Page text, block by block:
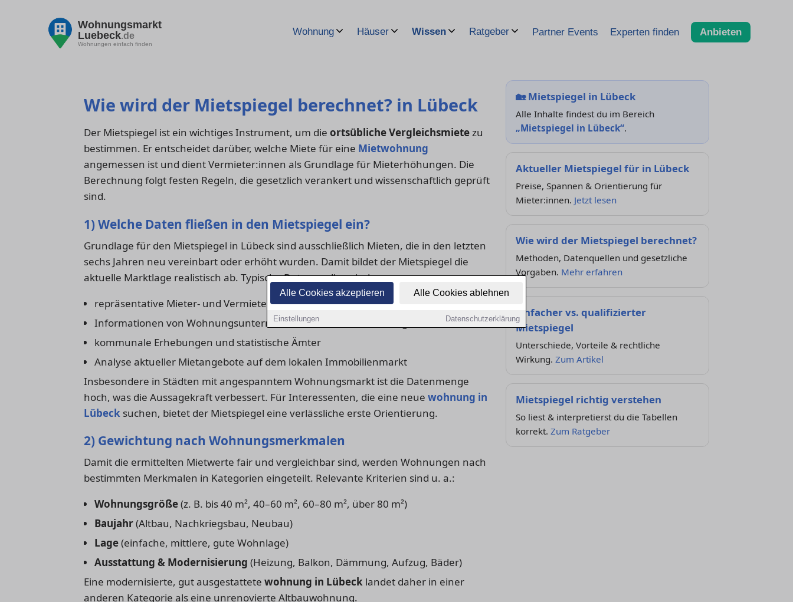
Alle Cookies akzeptieren Alle Cookies ablehnen
Einstellungen Datenschutzerklärung
Wohnungsmarkt
Luebeck.de
Wohnungen einfach finden
Wohnung Häuser Wissen Ratgeber Partner Events Experten finden Anbieten
Wie wird der Mietspiegel berechnet? in Lübeck
Der Mietspiegel ist ein wichtiges Instrument, um die ortsübliche Vergleichsmietezu
bestimmen. Er entscheidet darüber, welche Miete für eine Mietwohnung
angemessen ist und dient Vermieter:innen als Grundlage für Mieterhöhungen. Die
Berechnung folgt festen Regeln, die gesetzlich verankert und wissenschaftlich geprüft
sind.
1) Welche Daten fließen in den Mietspiegel ein?
Grundlage für den Mietspiegel in Lübeck sind ausschließlich Mieten, die in den letzten
sechs Jahren neu vereinbart oder erhöht wurden. Damit bildet der Mietspiegel die
aktuelle Marktlage realistisch ab. Typische Datenquellen sind:
repräsentative Mieter- und Vermieterbefragungen
Informationen von Wohnungsunternehmen und Hausverwaltungen
kommunale Erhebungen und statistische Ämter
Analyse aktueller Mietangebote auf dem lokalen Immobilienmarkt
Insbesondere in Städten mit angespanntem Wohnungsmarkt ist die Datenmenge
hoch, was die Aussagekraft verbessert. Für Interessenten, die eine neue wohnung in
Lübeck suchen, bietet der Mietspiegel eine verlässliche erste Orientierung.
2) Gewichtung nach Wohnungsmerkmalen
Damit die ermittelten Mietwerte fair und vergleichbar sind, werden Wohnungen nach
bestimmten Merkmalen in Kategorien eingeteilt. Relevante Kriterien sind u. a.:
Wohnungsgröße(z. B. bis 40 m², 40–60 m², 60–80 m², über 80 m²)
Baujahr(Altbau, Nachkriegsbau, Neubau)
Lage(einfache, mittlere, gute Wohnlage)
Ausstattung & Modernisierung (Heizung, Balkon, Dämmung, Aufzug, Bäder)
Eine modernisierte, gut ausgestattete wohnung in Lübeck landet daher in einer
anderen Kategorie als eine unrenovierte Altbauwohnung.
🏡Mietspiegel in Lübeck
Alle Inhalte findest du im Bereich
„Mietspiegel in Lübeck“.
Aktueller Mietspiegel für in Lübeck
Preise, Spannen & Orientierung für
Mieter:innen. Jetzt lesen
Wie wird der Mietspiegel berechnet?
Methoden, Datenquellen und gesetzliche
Vorgaben. Mehr erfahren
Einfacher vs. qualifizierter
Mietspiegel
Unterschiede, Vorteile & rechtliche
Wirkung. Zum Artikel
Mietspiegel richtig verstehen
So liest & interpretierst du die Tabellen
korrekt. Zum Ratgeber